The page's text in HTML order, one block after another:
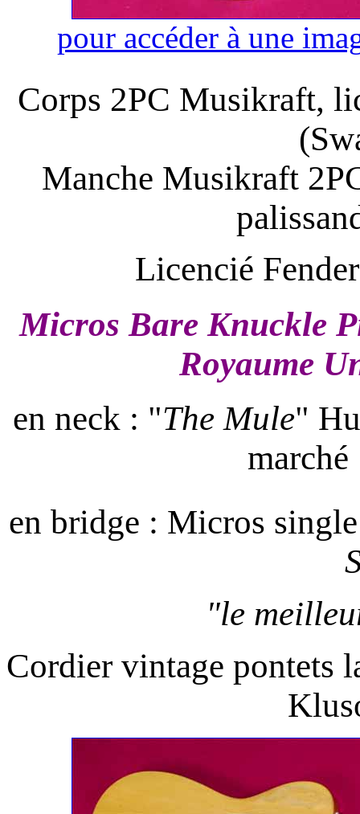
pour accéder à une
Corps 2PC Musikraft,
Manche Musikraft
Licencié Fender
Micros Bare Knuckle
Royaume
en neck : "The Mule"
en bridge : Micros
"le
Cordier vintage pontets